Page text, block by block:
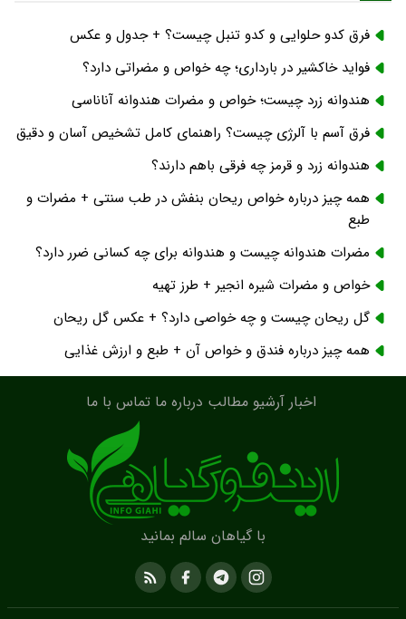
فرق کدو حلوایی و کدو تنبل چیست؟ + جدول و عکس
فواید خاکشیر در بارداری؛ چه خواص و مضراتی دارد؟
هندوانه زرد چیست؛ خواص و مضرات هندوانه آناناسی
فرق آسم با آلرژی چیست؟ راهنمای کامل تشخیص آسان و دقیق
هندوانه زرد و قرمز چه فرقی باهم دارند؟
همه چیز درباره خواص ریحان بنفش در طب سنتی + مضرات و
طبع
مضرات هندوانه چیست و هندوانه برای چه کسانی ضرر دارد؟
خواص و مضرات شیره انجیر + طرز تهیه
گل ریحان چیست و چه خواصی دارد؟ + عکس گل ریحان
همه چیز درباره فندق و خواص آن + طبع و ارزش غذایی
اخبار آرشیو مطالب درباره ما تماس با ما
با گیاهان سالم بمانید